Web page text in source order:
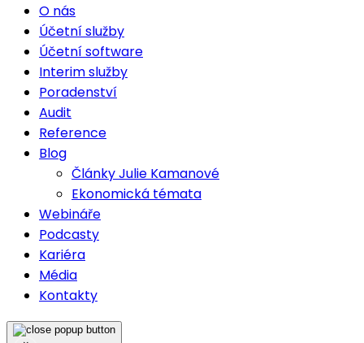
O nás
Účetní služby
Účetní software
Interim služby
Poradenství
Audit
Reference
Blog
Články Julie Kamanové
Ekonomická témata
Webináře
Podcasty
Kariéra
Média
Kontakty